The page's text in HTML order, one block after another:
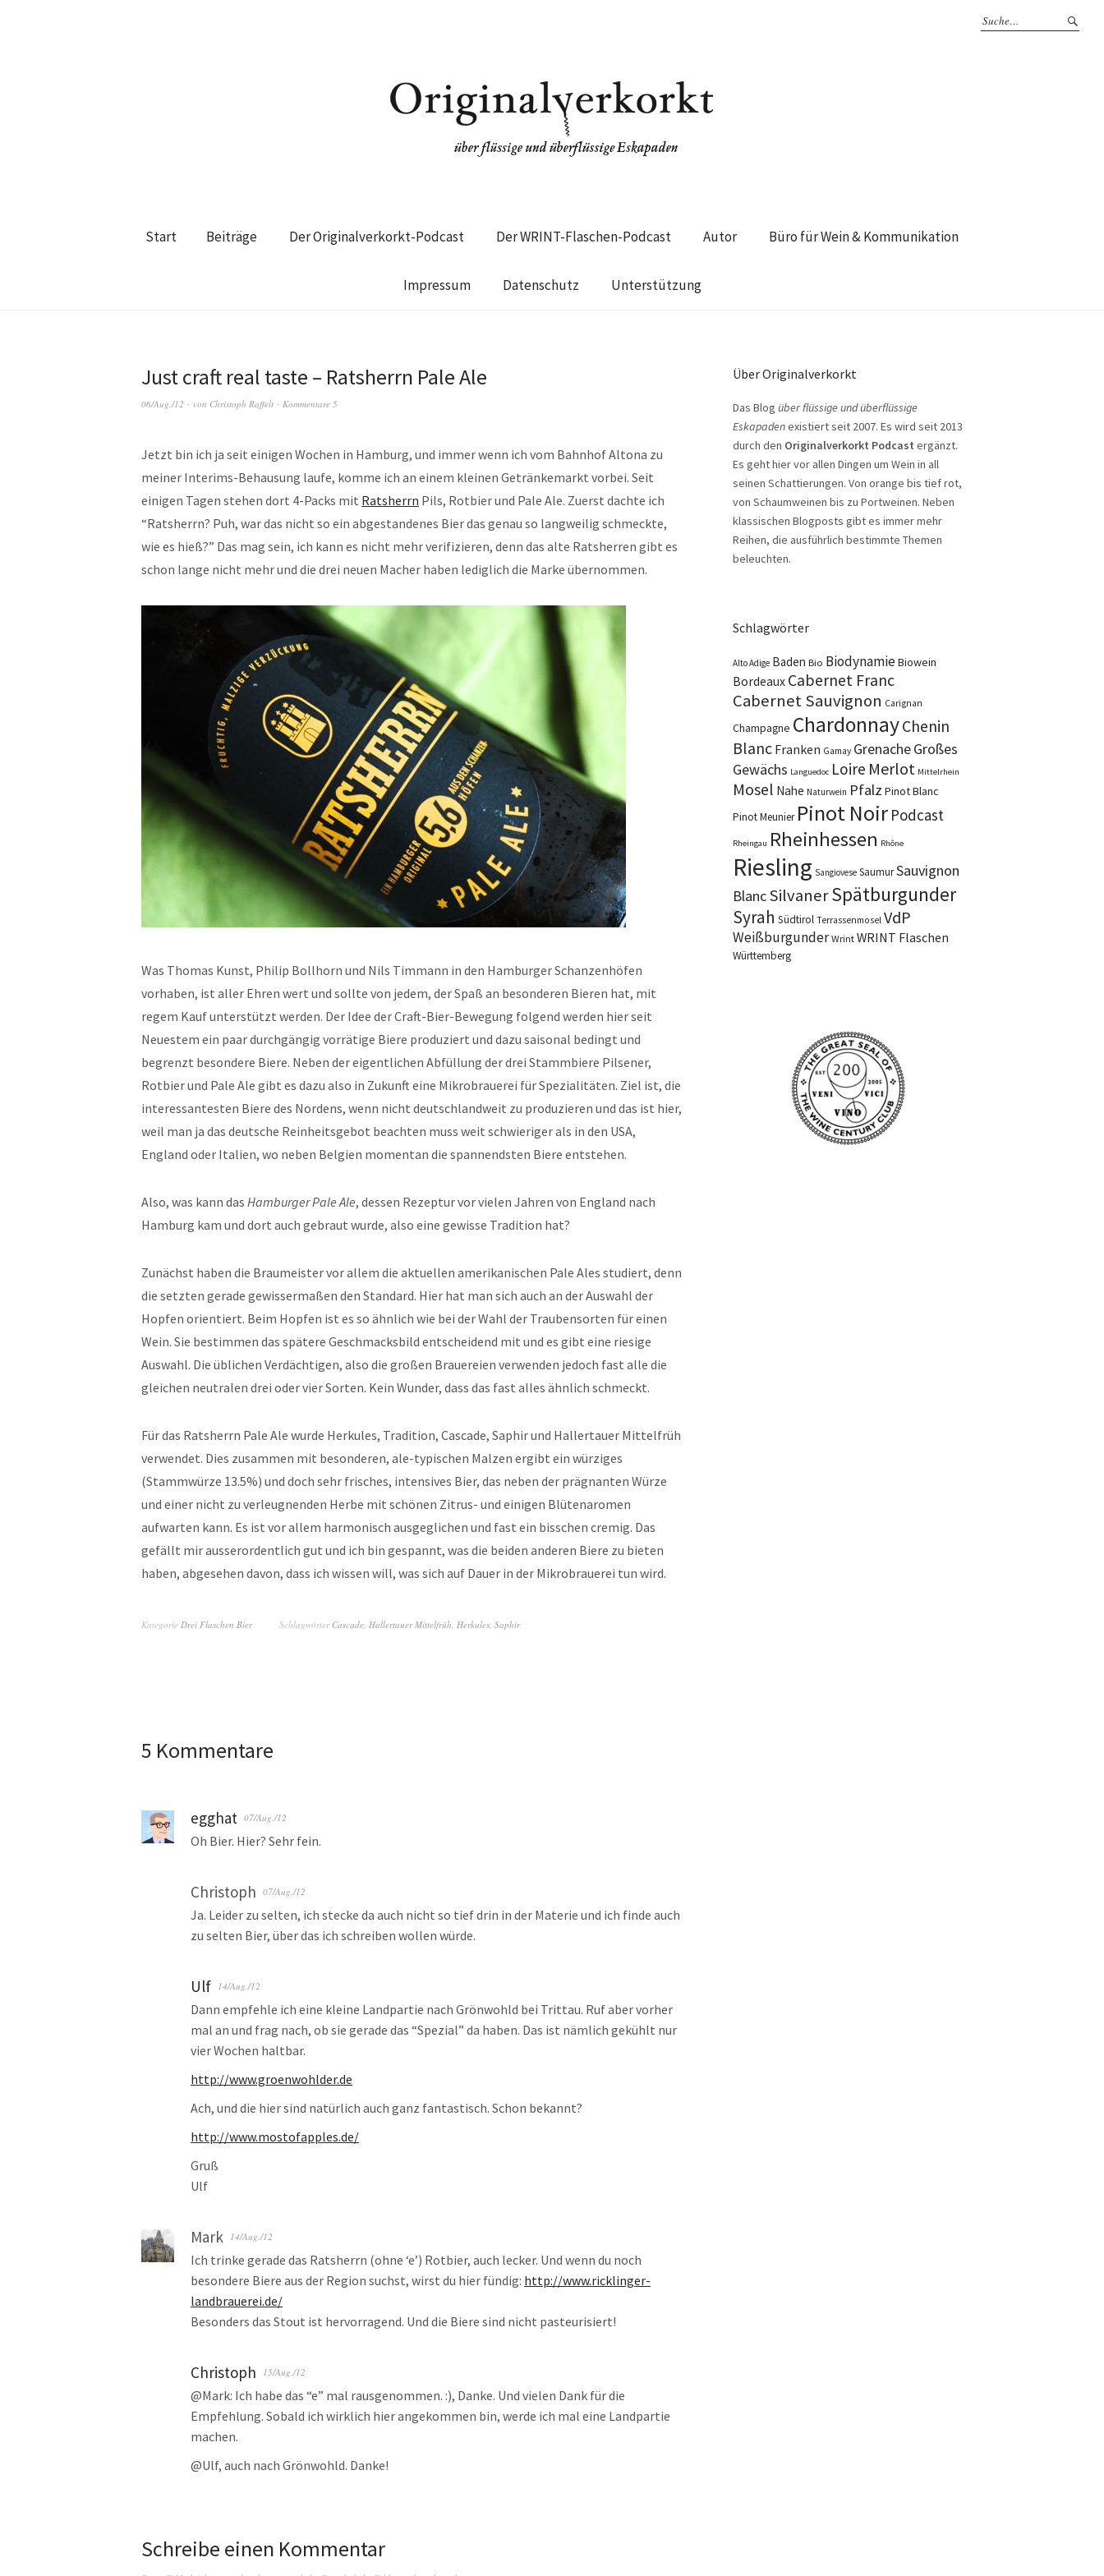
Start Beiträge Der Originalverkorkt-Podcast Der WRINT-Flaschen-Podcast Autor Büro für Wein & Kommunikation
Impressum Datenschutz Unterstützung
Just craft real taste – Ratsherrn Pale Ale
06/Aug./12 von Christoph Raffelt Kommentare 5
Jetzt bin ich ja seit einigen Wochen in Hamburg, und immer wenn ich vom Bahnhof Altona zu
meiner Interims-Behausung laufe, komme ich an einem kleinen Getränkemarkt vorbei. Seit
einigen Tagen stehen dort 4-Packs mit Ratsherrn Pils, Rotbier und Pale Ale. Zuerst dachte ich
“Ratsherrn? Puh, war das nicht so ein abgestandenes Bier das genau so langweilig schmeckte,
wie es hieß?” Das mag sein, ich kann es nicht mehr verifizieren, denn das alte Ratsherren gibt es
schon lange nicht mehr und die drei neuen Macher haben lediglich die Marke übernommen.
Was Thomas Kunst, Philip Bollhorn und Nils Timmann in den Hamburger Schanzenhöfen
vorhaben, ist aller Ehren wert und sollte von jedem, der Spaß an besonderen Bieren hat, mit
regem Kauf unterstützt werden. Der Idee der Craft-Bier-Bewegung folgend werden hier seit
Neuestem ein paar durchgängig vorrätige Biere produziert und dazu saisonal bedingt und
begrenzt besondere Biere. Neben der eigentlichen Abfüllung der drei Stammbiere Pilsener,
Rotbier und Pale Ale gibt es dazu also in Zukunft eine Mikrobrauerei für Spezialitäten. Ziel ist, die
interessantesten Biere des Nordens, wenn nicht deutschlandweit zu produzieren und das ist hier,
weil man ja das deutsche Reinheitsgebot beachten muss weit schwieriger als in den USA,
England oder Italien, wo neben Belgien momentan die spannendsten Biere entstehen.
Also, was kann das Hamburger Pale Ale, dessen Rezeptur vor vielen Jahren von England nach
Hamburg kam und dort auch gebraut wurde, also eine gewisse Tradition hat?
Zunächst haben die Braumeister vor allem die aktuellen amerikanischen Pale Ales studiert, denn
die setzten gerade gewissermaßen den Standard. Hier hat man sich auch an der Auswahl der
Hopfen orientiert. Beim Hopfen ist es so ähnlich wie bei der Wahl der Traubensorten für einen
Wein. Sie bestimmen das spätere Geschmacksbild entscheidend mit und es gibt eine riesige
Auswahl. Die üblichen Verdächtigen, also die großen Brauereien verwenden jedoch fast alle die
gleichen neutralen drei oder vier Sorten. Kein Wunder, dass das fast alles ähnlich schmeckt.
Für das Ratsherrn Pale Ale wurde Herkules, Tradition, Cascade, Saphir und Hallertauer Mittelfrüh
verwendet. Dies zusammen mit besonderen, ale-typischen Malzen ergibt ein würziges
(Stammwürze 13.5%) und doch sehr frisches, intensives Bier, das neben der prägnanten Würze
und einer nicht zu verleugnenden Herbe mit schönen Zitrus- und einigen Blütenaromen
aufwarten kann. Es ist vor allem harmonisch ausgeglichen und fast ein bisschen cremig. Das
gefällt mir ausserordentlich gut und ich bin gespannt, was die beiden anderen Biere zu bieten
haben, abgesehen davon, dass ich wissen will, was sich auf Dauer in der Mikrobrauerei tun wird.
Kategorie Drei Flaschen Bier Schlagwörter Cascade, Hallertauer Mittelfrüh, Herkules, Saphir
5 Kommentare
egghat 07/Aug./12
Oh Bier. Hier? Sehr fein.
Christoph 07/Aug./12
Ja. Leider zu selten, ich stecke da auch nicht so tief drin in der Materie und ich finde auch
zu selten Bier, über das ich schreiben wollen würde.
Ulf 14/Aug./12
Dann empfehle ich eine kleine Landpartie nach Grönwohld bei Trittau. Ruf aber vorher
mal an und frag nach, ob sie gerade das “Spezial” da haben. Das ist nämlich gekühlt nur
vier Wochen haltbar.
http://www.groenwohlder.de
Ach, und die hier sind natürlich auch ganz fantastisch. Schon bekannt?
http://www.mostofapples.de/
Gruß
Ulf
Mark 14/Aug./12
Ich trinke gerade das Ratsherrn (ohne ‘e’) Rotbier, auch lecker. Und wenn du noch
besondere Biere aus der Region suchst, wirst du hier fündig: http://www.ricklinger-
landbrauerei.de/
Besonders das Stout ist hervorragend. Und die Biere sind nicht pasteurisiert!
Christoph 15/Aug./12
@Mark: Ich habe das “e” mal rausgenommen. :), Danke. Und vielen Dank für die
Empfehlung. Sobald ich wirklich hier angekommen bin, werde ich mal eine Landpartie
machen.
@Ulf, auch nach Grönwohld. Danke!
Schreibe einen Kommentar
Über Originalverkorkt
Das Blog über flüssige und überflüssige
Eskapadenexistiert seit 2007. Es wird seit 2013
durch den Originalverkorkt Podcast ergänzt.
Es geht hier vor allen Dingen um Wein in all
seinen Schattierungen. Von orange bis tief rot,
von Schaumweinen bis zu Portweinen. Neben
klassischen Blogposts gibt es immer mehr
Reihen, die ausführlich bestimmte Themen
beleuchten.
Schlagwörter
Alto Adige Baden Bio BiodynamieBiowein
Bordeaux Cabernet Franc
Cabernet Sauvignon Carignan
Champagne ChardonnayChenin
Blanc Franken Gamay GrenacheGroßes
Gewächs Languedoc Loire Merlot Mittelrhein
Mosel Nahe Naturwein Pfalz Pinot Blanc
Pinot Meunier Pinot Noir Podcast
Rheingau Rheinhessen Rhône
Riesling Sangiovese SaumurSauvignon
BlancSilvanerSpätburgunder
Syrah Südtirol Terrassenmosel VdP
Weißburgunder Wrint WRINT Flaschen
Württemberg